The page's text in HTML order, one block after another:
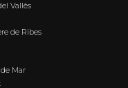
Vallès
de Ribes
Mar